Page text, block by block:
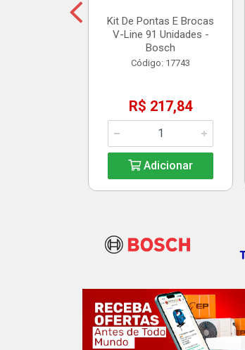
Kit De Pontas E Brocas
V-Line 91 Unidades -
Bosch
Código: 17743
R$ 217,84
Adicionar